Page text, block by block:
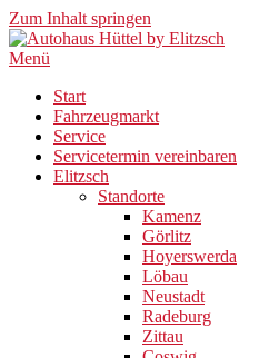
Zum Inhalt springen
Menü
Start
Fahrzeugmarkt
Service
Servicetermin vereinbaren
Elitzsch
Standorte
Kamenz
Görlitz
Hoyerswerda
Löbau
Neustadt
Radeburg
Zittau